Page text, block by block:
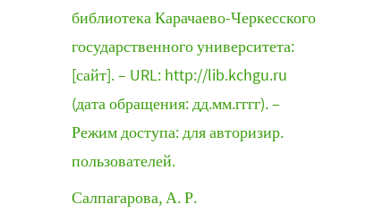
библиотека Карачаево-Черкесского
государственного университета:
[сайт]. – URL: http://lib.kchgu.ru
(дата обращения: дд.мм.гггг). –
Режим доступа: для авторизир.
пользователей.
Салпагарова, А. Р.